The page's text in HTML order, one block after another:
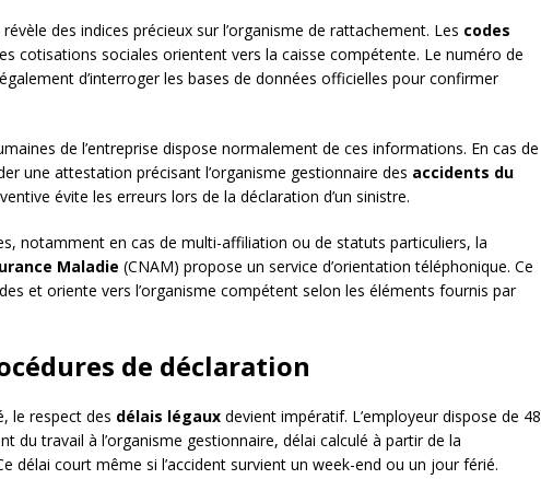
des indices précieux sur l’organisme de rattachement. Les codes
cotisations sociales orientent vers la caisse compétente. Le numéro de
d’interroger les bases de données officielles pour confirmer
de l’entreprise dispose normalement de ces informations. En cas de
une attestation précisant l’organisme gestionnaire des accidents du
évite les erreurs lors de la déclaration d’un sinistre.
notamment en cas de multi-affiliation ou de statuts particuliers, la
Maladie (CNAM) propose un service d’orientation téléphonique. Ce
et oriente vers l’organisme compétent selon les éléments fournis par
de déclaration
le respect des délais légaux devient impératif. L’employeur dispose de 48
du travail à l’organisme gestionnaire, délai calculé à partir de la
délai court même si l’accident survient un week-end ou un jour férié.